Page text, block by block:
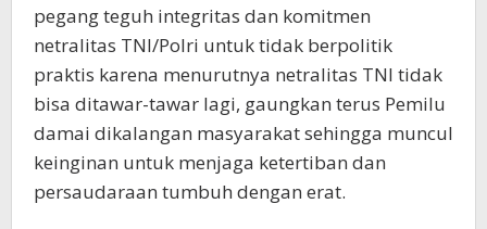
pegang teguh integritas dan komitmen
netralitas TNI/Polri untuk tidak berpolitik
praktis karena menurutnya netralitas TNI tidak
bisa ditawar-tawar lagi, gaungkan terus Pemilu
damai dikalangan masyarakat sehingga muncul
keinginan untuk menjaga ketertiban dan
persaudaraan tumbuh dengan erat.